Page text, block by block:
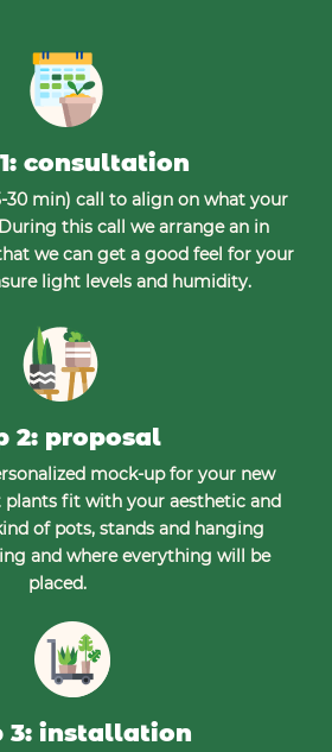
consultation
30 min) call to align on what your
this call we arrange an in
we can get a good feel for your
light levels and humidity.
2: proposal
mock-up for your new
plants fit with your aesthetic and
of pots, stands and hanging
and where everything will be
placed.
3: installation